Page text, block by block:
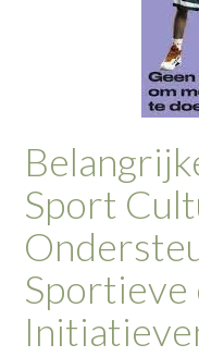
Sport
Sportieve